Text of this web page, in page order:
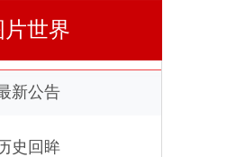
片世界
新公告
史回眸